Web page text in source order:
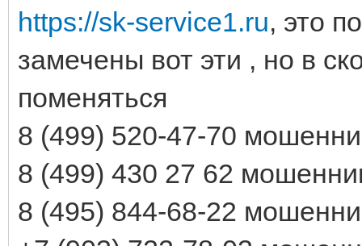
https://sk-service1.ru, это
замечены вот эти , но в
поменяться
8 (499) 520-47-70
8 (499) 430 27 62
8 (495) 844-68-22